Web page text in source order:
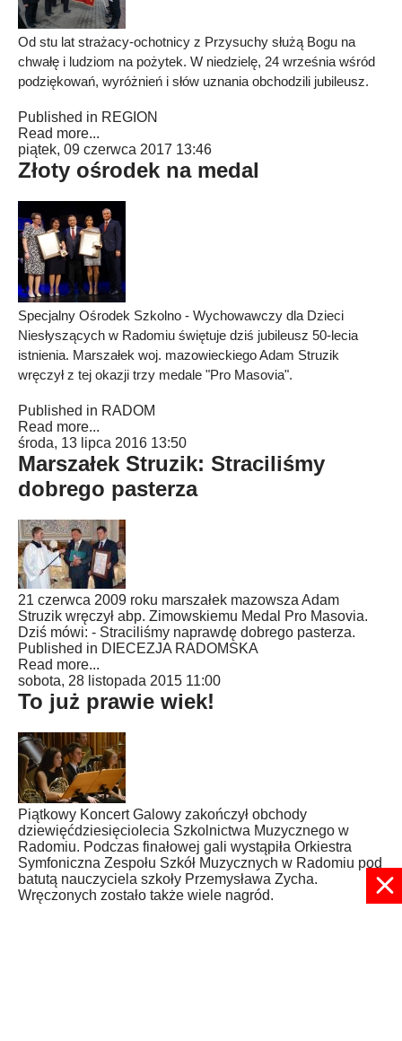
Od stu lat strażacy-ochotnicy z Przysuchy służą Bogu na
chwałę i ludziom na pożytek. W niedzielę, 24 września wśród
podziękowań, wyróżnień i słów uznania obchodzili jubileusz.
Published in REGION
Read more...
piątek, 09 czerwca 2017 13:46
Złoty ośrodek na medal
Specjalny Ośrodek Szkolno - Wychowawczy dla Dzieci
Niesłyszących w Radomiu świętuje dziś jubileusz 50-lecia
istnienia. Marszałek woj. mazowieckiego Adam Struzik
wręczył z tej okazji trzy medale "Pro Masovia".
Published in RADOM
Read more...
środa, 13 lipca 2016 13:50
Marszałek Struzik: Straciliśmy
dobrego pasterza
21 czerwca 2009 roku marszałek mazowsza Adam
Struzik wręczył abp. Zimowskiemu Medal Pro Masovia.
Dziś mówi: - Straciliśmy naprawdę dobrego pasterza.
Published in DIECEZJA RADOMSKA
Read more...
sobota, 28 listopada 2015 11:00
To już prawie wiek!
Piątkowy Koncert Galowy zakończył obchody
dziewięćdziesięciolecia Szkolnictwa Muzycznego w
Radomiu. Podczas finałowej gali wystąpiła Orkiestra
Symfoniczna Zespołu Szkół Muzycznych w Radomiu pod
batutą nauczyciela szkoły Przemysława Zycha.
Wręczonych zostało także wiele nagród.